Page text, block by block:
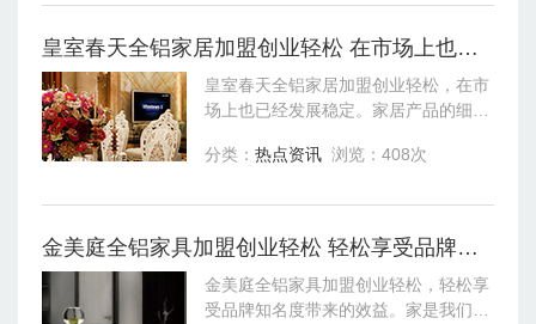
品。阿
皇室春天全铝家居加盟创业轻松 在市场上也已经发展稳定
皇室春天全铝家居加盟创业轻松，在市
场上也已经发展稳定。家居产品的细节
体的格调，让人看着也不舒服。皇室春
节，从设
分类： 热点资讯 浏览：408次
金美庭全铝家具加盟创业轻松 轻松享受品牌知名度带来的效益
金美庭全铝家具加盟创业轻松，轻松享
受品牌知名度带来的效益。家是我们栖